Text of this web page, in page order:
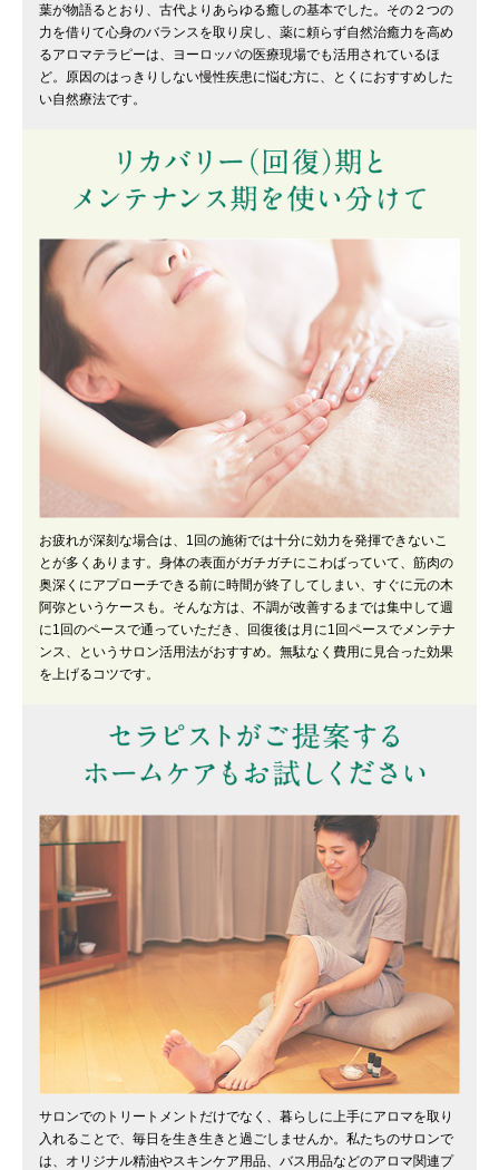
葉が物語るとおり、古代よりあらゆる癒しの基本でした。その２つの
力を借りて心身のバランスを取り戻し、薬に頼らず自然治癒力を高め
るアロマテラピーは、ヨーロッパの医療現場でも活用されているほ
ど。原因のはっきりしない慢性疾患に悩む方に、とくにおすすめした
い自然療法です。
お疲れが深刻な場合は、1回の施術では十分に効力を発揮できないこ
とが多くあります。身体の表面がガチガチにこわばっていて、筋肉の
奥深くにアプローチできる前に時間が終了してしまい、すぐに元の木
阿弥というケースも。そんな方は、不調が改善するまでは集中して週
に1回のペースで通っていただき、回復後は月に1回ペースでメンテナ
ンス、というサロン活用法がおすすめ。無駄なく費用に見合った効果
を上げるコツです。
サロンでのトリートメントだけでなく、暮らしに上手にアロマを取り
入れることで、毎日を生き生きと過ごしませんか。私たちのサロンで
は、オリジナル精油やスキンケア用品、バス用品などのアロマ関連プ